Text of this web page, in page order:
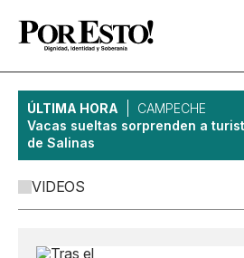
ÚLTIMA HORA
CAMPECHE
Vacas sueltas sorprenden a
de Salinas
VIDEOS